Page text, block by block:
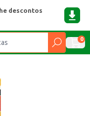
descontos
0